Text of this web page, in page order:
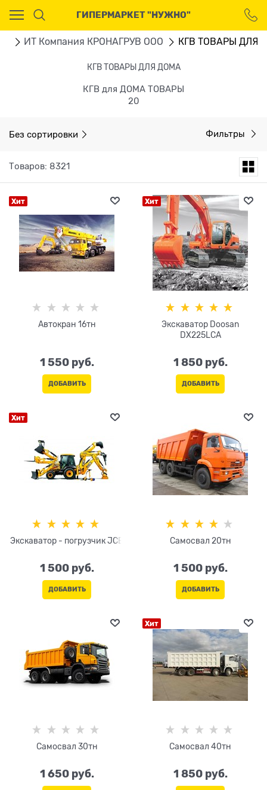
ГИПЕРМАРКЕТ "НУЖНО"
ИТ Компания КРОНАГРУВ ООО КГВ ТОВАРЫ ДЛЯ
КГВ ТОВАРЫ ДЛЯ ДОМА
КГВ для ДОМА ТОВАРЫ
20
Без сортировки Фильтры
Товаров: 8321
Хит
Автокран 16тн
1 550 руб.
ДОБАВИТЬ
Хит
Экскаватор Doosan
DX225LCA
1 850 руб.
ДОБАВИТЬ
Хит
Экскаватор - погрузчик JCB
1 500 руб.
ДОБАВИТЬ
Самосвал 20тн
1 500 руб.
ДОБАВИТЬ
Самосвал 30тн
1 650 руб.
Хит
Самосвал 40тн
1 850 руб.
Ваш город - Москва,
угадали?
ДА НЕТ